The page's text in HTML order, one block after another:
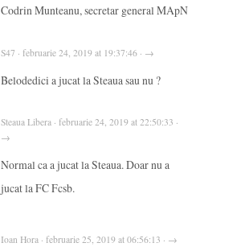
Codrin Munteanu, secretar general MApN
S47 · februarie 24, 2019 at 19:37:46 · →
Belodedici a jucat la Steaua sau nu ?
Steaua Libera · februarie 24, 2019 at 22:50:33 ·
→
Normal ca a jucat la Steaua. Doar nu a
jucat la FC Fcsb.
Ioan Hora · februarie 25, 2019 at 06:56:13 · →